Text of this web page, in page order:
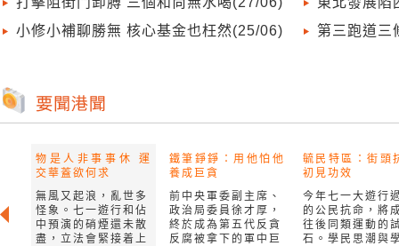
小修小補聊勝無 核心基金也枉然(25/06)
第三跑道三
物是人非事事休 運
交華蓋欲何求
無風又起浪，亂世多
怪象。七一遊行和佔
中預演的硝煙還未散
盡，立法會緊接着上
鐵筆錚錚：用他怕他
養成巨貪
前中央軍委副主席、
政治局委員徐才厚，
終於成為第五代反貪
反腐被拿下的軍中巨
毓民特區：街頭
初見功效
今年七一大遊行
的公民抗命，將
往後同類運動的
石。學民思潮與